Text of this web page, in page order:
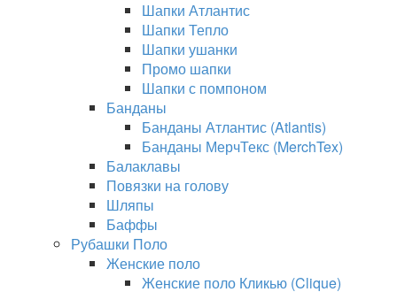
Шапки Атлантис
Шапки Тепло
Шапки ушанки
Промо шапки
Шапки с помпоном
Банданы
Банданы Атлантис (Atlantis)
Банданы МерчТекс (MerchTex)
Балаклавы
Повязки на голову
Шляпы
Баффы
Рубашки Поло
Женские поло
Женские поло Кликью (Clique)